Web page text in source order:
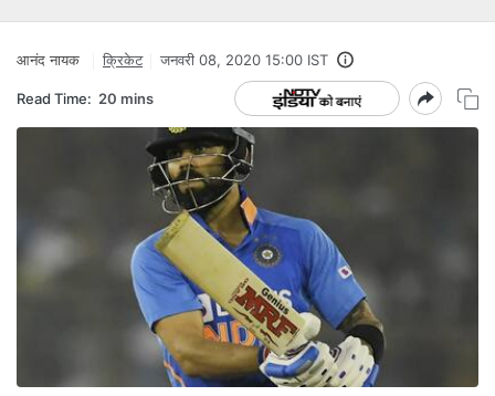
आनंद नायक क्रिकेट जनवरी 08, 2020 15:00 IST
Read Time: 20 mins